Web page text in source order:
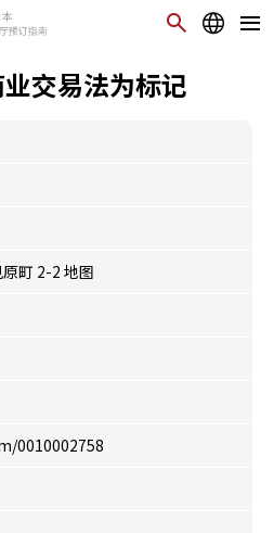
交易法为标记
町 2-2 地图
0010002758